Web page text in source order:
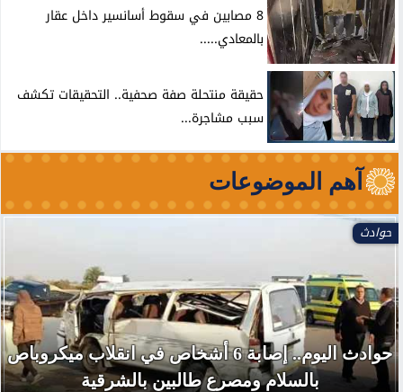
8 مصابين في سقوط أسانسير داخل عقار
بالمعادي.....
حقيقة منتحلة صفة صحفية.. التحقيقات تكشف
سبب مشاجرة...
آهم الموضوعات
حوادث
حوادث اليوم.. إصابة 6 أشخاص في انقلاب ميكروباص
بالسلام ومصرع طالبين بالشرقية